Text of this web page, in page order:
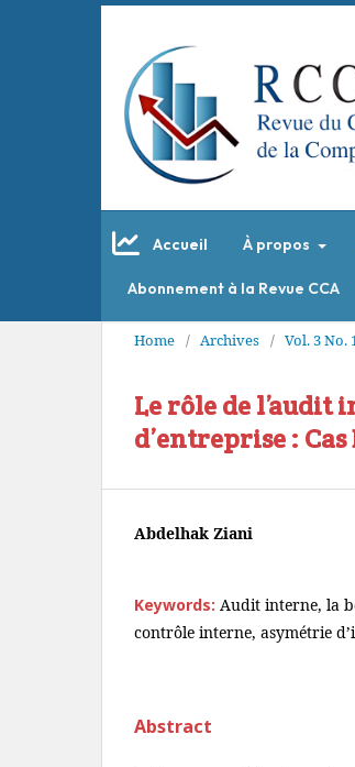
Accueil À propos
Abonnement à la Revue CCA
Home / Archives / Vol. 3 No.
Le rôle de l’audit
d’entreprise :
Abdelhak Ziani
Keywords: Audit interne, la
contrôle interne, asymétrie
Abstract